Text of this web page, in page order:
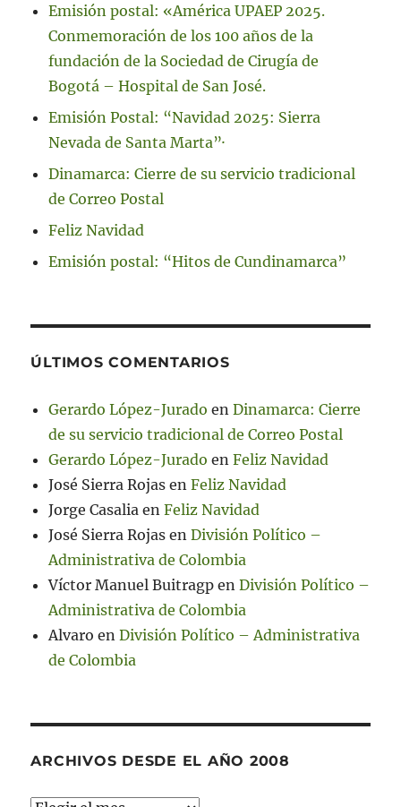
Emisión postal: «América UPAEP 2025.
Conmemoración de los 100 años de la
fundación de la Sociedad de Cirugía de
Bogotá – Hospital de San José.
Emisión Postal: “Navidad 2025: Sierra
Nevada de Santa Marta”·
Dinamarca: Cierre de su servicio tradicional
de Correo Postal
Feliz Navidad
Emisión postal: “Hitos de Cundinamarca”
ÚLTIMOS COMENTARIOS
Gerardo López-Jurado enDinamarca: Cierre
de su servicio tradicional de Correo Postal
Gerardo López-Jurado enFeliz Navidad
José Sierra Rojas enFeliz Navidad
Jorge Casalia enFeliz Navidad
José Sierra Rojas enDivisión Político –
Administrativa de Colombia
Víctor Manuel Buitragp enDivisión Político –
Administrativa de Colombia
Alvaro enDivisión Político – Administrativa
de Colombia
ARCHIVOS DESDE EL AÑO 2008